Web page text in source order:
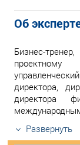
Об
Бизнес-
директора,
директора
Развернуть